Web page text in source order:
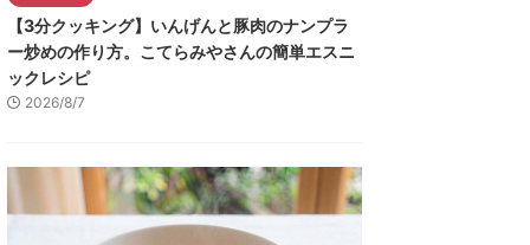
【3分クッキング】いんげんと豚肉のナンプラ
ー炒めの作り方。こてらみやさんの簡単エスニ
ックレシピ
2026/8/7